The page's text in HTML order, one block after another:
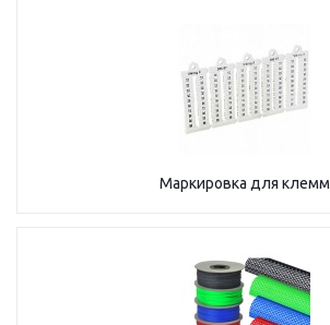
Маркировка для клемм